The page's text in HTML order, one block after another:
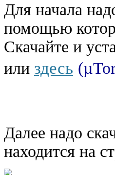
Для начала
помощью
Скачайте и
или здесь
Далее надо
находится на